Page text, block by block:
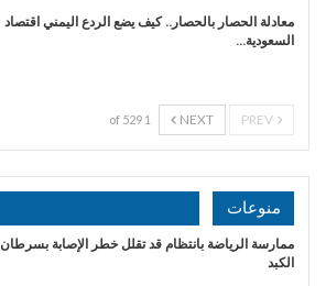
معادلة الحصار بالحصار.. كيف يضع الردع اليمني اقتصاد
السعودية…
NEXT
1 of 529
منوعات
ممارسة الرياضة بانتظام قد تقلل خطر الإصابة بسرطان
الكبد